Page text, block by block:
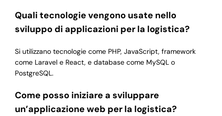
Quali tecnologie vengono usate nello
sviluppo di applicazioni per la logistica?
Si utilizzano tecnologie come PHP, JavaScript, framework
come Laravel e React, e database come MySQL o
PostgreSQL.
Come posso iniziare a sviluppare
un’applicazione web per la logistica?